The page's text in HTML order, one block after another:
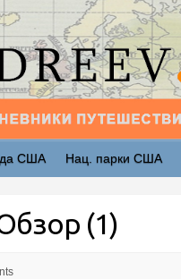
США Нац. парки США
(1)